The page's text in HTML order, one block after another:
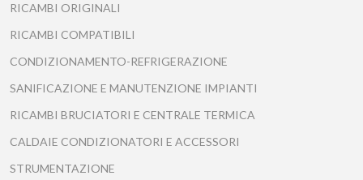
RICAMBI ORIGINALI
RICAMBI COMPATIBILI
CONDIZIONAMENTO-REFRIGERAZIONE
SANIFICAZIONE E MANUTENZIONE IMPIANTI
RICAMBI BRUCIATORI E CENTRALE TERMICA
CALDAIE CONDIZIONATORI E ACCESSORI
STRUMENTAZIONE